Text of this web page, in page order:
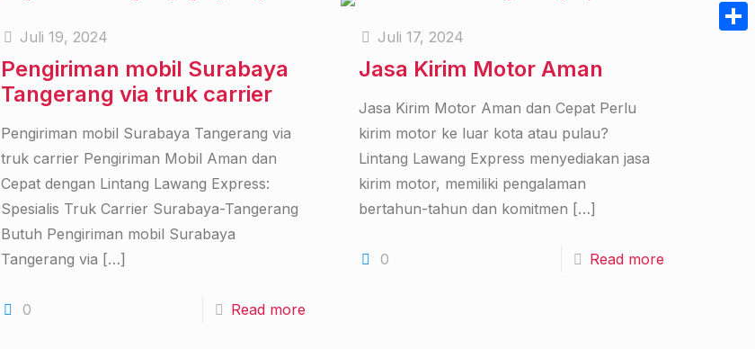
Juli 19, 2024
Pengiriman mobil Surabaya
Tangerang via truk carrier
Pengiriman mobil Surabaya Tangerang via
truk carrier Pengiriman Mobil Aman dan
Cepat dengan Lintang Lawang Express:
Spesialis Truk Carrier Surabaya-Tangerang
Butuh Pengiriman mobil Surabaya
Tangerang via […]
0 Read more
Juli 17, 2024
Jasa Kirim Motor Aman
Jasa Kirim Motor Aman dan Cepat Perlu
kirim motor ke luar kota atau pulau?
Lintang Lawang Express menyediakan jasa
kirim motor, memiliki pengalaman
bertahun-tahun dan komitmen […]
0 Read more